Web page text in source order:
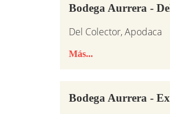
Bodega Aurrera -
Del Colector, Apodaca
Más...
Bodega Aurrera -